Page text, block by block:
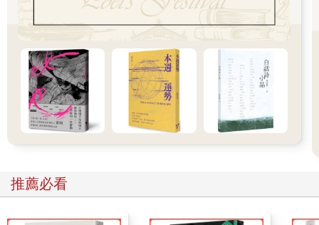
哥哥以懊惱的語氣如此論斷，停頓一下又說：「啊！我怎樣都不
會有信仰、怎樣都不會有信仰，只是思考、思考、思考而已。二
哥哥的話，就是一個受過優秀教育的人所說的話。不過，他的態
度幾乎接近一個十八、九歲的孩子。我看著眼前的哥哥，不禁感
到可悲。他簡直就像一條在沙中亂竄的泥鰍。
各方面都比我強的哥哥，還是第一次以這種姿態出現在我面前。
我為此感到可悲的同時，也擔心假如哥哥就此漸漸深陷下去，不
久他的精神可能會異常。想到這裡，我突然感到恐懼。
52
推薦必看